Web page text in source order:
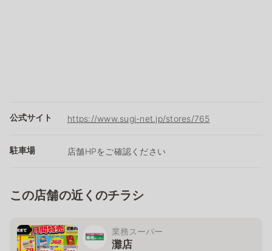
公式サイト https://www.sugi-net.jp/stores/765
駐車場 店舗HPをご確認ください
この店舗の近くのチラシ
業務スーパー
灘店